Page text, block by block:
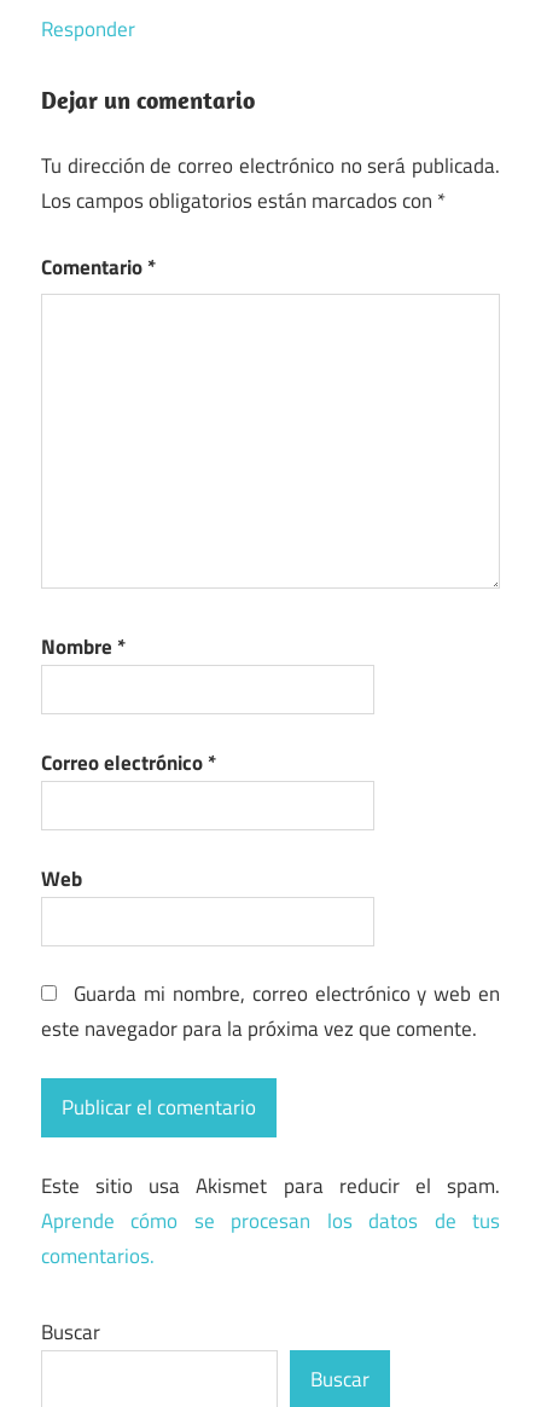
Responder
Dejar un comentario
Tu dirección de correo electrónico no será publicada.
Los campos obligatorios están marcados con *
Comentario*
Nombre *
Correo electrónico*
Web
Guarda mi nombre, correo electrónico y web en
este navegador para la próxima vez que comente.
Este sitio usa Akismet para reducir el spam.
Aprende cómo se procesan los datos de tus
comentarios.
Buscar
Buscar